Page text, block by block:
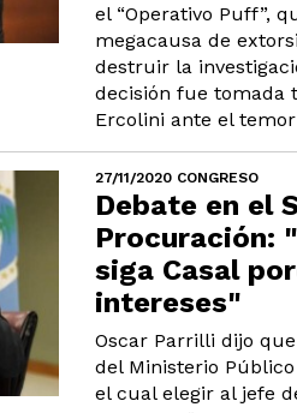
el “Operativo Puff”,
megacausa de
destruir la
decisión fue tomada
Ercolini ante el
27/11/2020 CONGRESO
Debate en el
Procuración:
siga Casal
intereses"
Oscar Parrilli dijo
del Ministerio
el cual elegir al jefe